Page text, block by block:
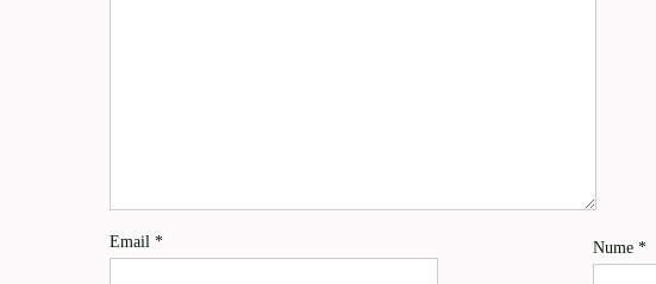
Nume *
Email *